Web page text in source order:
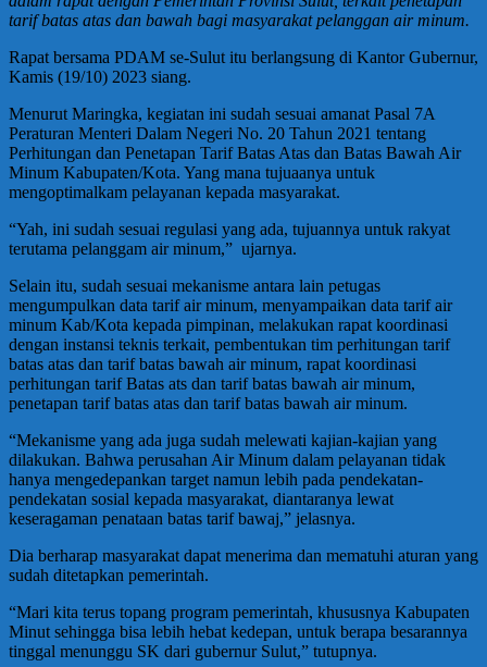
tarif batas atas dan bawah bagi masyarakat pelanggan air minum.
Rapat bersama PDAM se-Sulut itu berlangsung di Kantor Gubernur,
Kamis (19/10) 2023 siang.
Menurut Maringka, kegiatan ini sudah sesuai amanat Pasal 7A
Peraturan Menteri Dalam Negeri No. 20 Tahun 2021 tentang
Perhitungan dan Penetapan Tarif Batas Atas dan Batas Bawah Air
Minum Kabupaten/Kota. Yang mana tujuaanya untuk
mengoptimalkam pelayanan kepada masyarakat.
“Yah, ini sudah sesuai regulasi yang ada, tujuannya untuk rakyat
terutama pelanggam air minum,” ujarnya.
Selain itu, sudah sesuai mekanisme antara lain petugas
mengumpulkan data tarif air minum, menyampaikan data tarif air
minum Kab/Kota kepada pimpinan, melakukan rapat koordinasi
dengan instansi teknis terkait, pembentukan tim perhitungan tarif
batas atas dan tarif batas bawah air minum, rapat koordinasi
perhitungan tarif Batas ats dan tarif batas bawah air minum,
penetapan tarif batas atas dan tarif batas bawah air minum.
“Mekanisme yang ada juga sudah melewati kajian-kajian yang
dilakukan. Bahwa perusahan Air Minum dalam pelayanan tidak
hanya mengedepankan target namun lebih pada pendekatan-
pendekatan sosial kepada masyarakat, diantaranya lewat
keseragaman penataan batas tarif bawaj,” jelasnya.
Dia berharap masyarakat dapat menerima dan mematuhi aturan yang
sudah ditetapkan pemerintah.
“Mari kita terus topang program pemerintah, khususnya Kabupaten
Minut sehingga bisa lebih hebat kedepan, untuk berapa besarannya
tinggal menunggu SK dari gubernur Sulut,” tutupnya.